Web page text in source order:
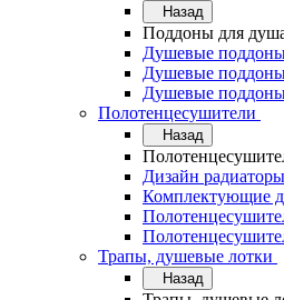
Назад
Поддоны для
Душевые
Душевые
Душевые поддоны
Полотенцесушители
Назад
Дизайн радиаторы
Комплектующие
Трапы, душевые лотки
Назад